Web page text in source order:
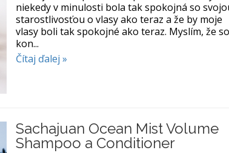
niekedy v minulosti bola tak spokojná so
starostlivosťou o vlasy ako teraz a že by moje
vlasy boli tak spokojné ako teraz. Myslím, že
kon...
Čítaj ďalej »
Sachajuan Ocean Mist Volume
Shampoo a Conditioner